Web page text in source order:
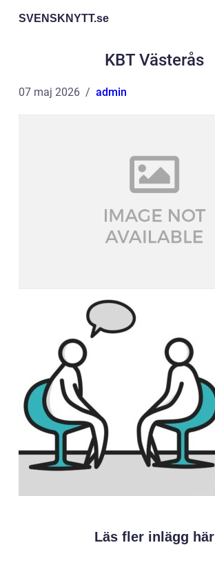
SVENSKNYTT.se
KBT Västerås
07 maj 2026 admin
Läs fler inlägg här